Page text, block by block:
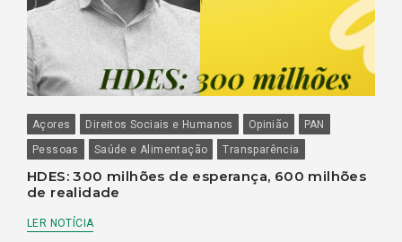
Açores Direitos Sociais e Humanos Opinião
PAN
Pessoas
Saúde e Alimentação Transparência
HDES: 300 milhões de esperança, 600 milhões
de realidade
LER NOTÍCIA